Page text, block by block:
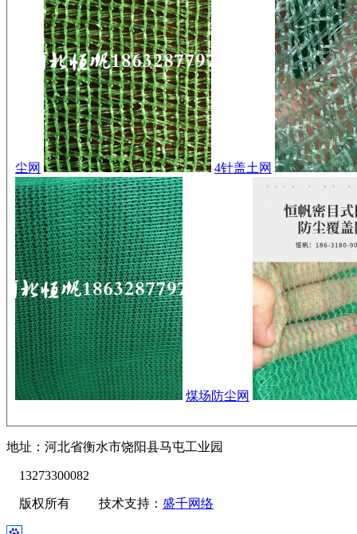
尘网 4针盖土网
煤场防尘网
地址：河北省衡水市饶阳县马屯工业园
13273300082
版权所有 技术支持： 盛千网络